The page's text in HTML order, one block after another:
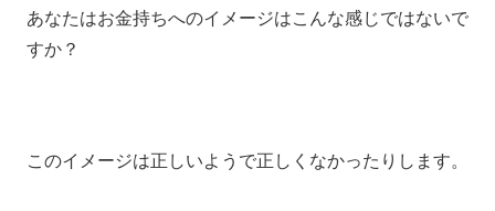
あなたはお金持ちへのイメージはこんな感じではないで
すか？
このイメージは正しいようで正しくなかったりします。